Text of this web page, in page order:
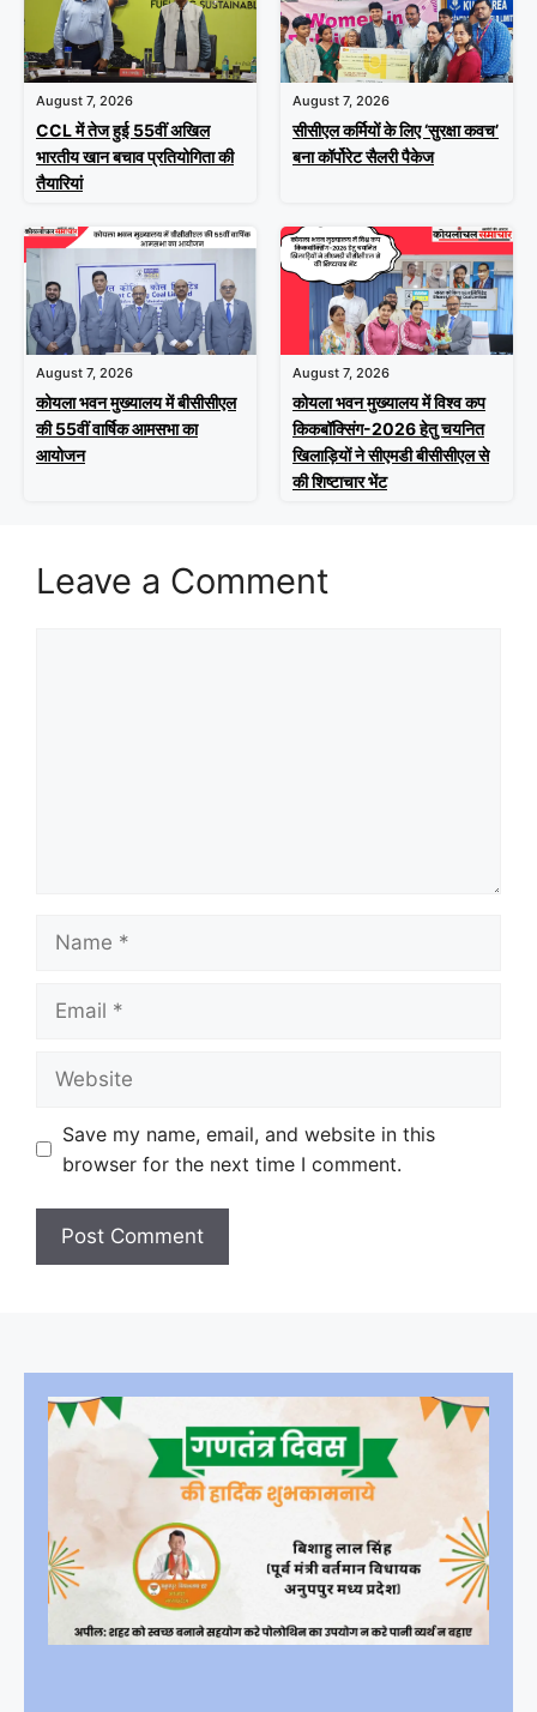
August 7, 2026
CCL में तेज हुई 55वीं अखिल
भारतीय खान बचाव प्रतियोगिता की
तैयारियां
August 7, 2026
सीसीएल कर्मियों के लिए ‘सुरक्षा कवच’
बना कॉर्पोरेट सैलरी पैकेज
August 7, 2026
कोयला भवन मुख्यालय में बीसीसीएल
की 55वीं वार्षिक आमसभा का
आयोजन
August 7, 2026
कोयला भवन मुख्यालय में विश्व कप
किकबॉक्सिंग-2026 हेतु चयनित
खिलाड़ियों ने सीएमडी बीसीसीएल से
की शिष्टाचार भेंट
Leave a Comment
Save my name, email, and website in this
browser for the next time I comment.